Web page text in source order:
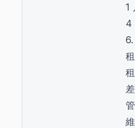
1
4